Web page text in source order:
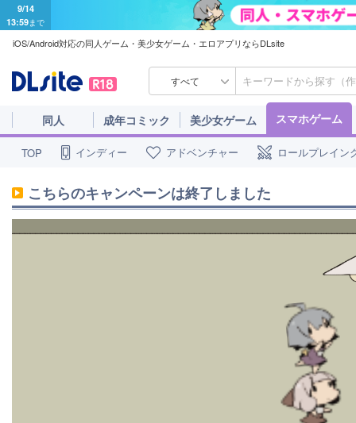
9/14
13:59まで
iOS/Android対応の同人ゲーム・美少女ゲーム・エロアプリならDLsite
すべて
同人 成年コミック 美少女ゲーム スマホゲーム
TOP インディー アドベンチャー ロールプレイン
こちらのキャンペーンは終了しました